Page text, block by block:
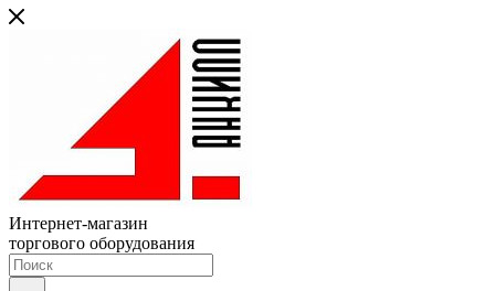
Интернет-магазин
торгового оборудования